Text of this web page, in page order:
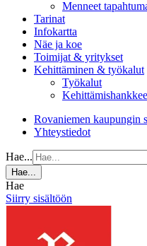
Menneet
Tarinat
Infokartta
Näe ja koe
Toimijat & yritykset
Kehittäminen & työkalut
Työkalut
Rovaniemen kaupungin
Yhteystiedot
Hae...
Hae...
Hae
Siirry sisältöön